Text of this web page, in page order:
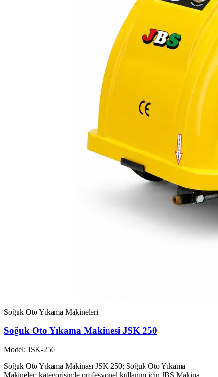
Soğuk Oto Yıkama Makineleri
Soğuk Oto Yıkama Makinesi JSK 250
Model: JSK-250
Soğuk Oto Yıkama Makinası JSK 250; Soğuk Oto Yıkama
Makineleri kategorisinde profesyonel kullanım için JBS Makina